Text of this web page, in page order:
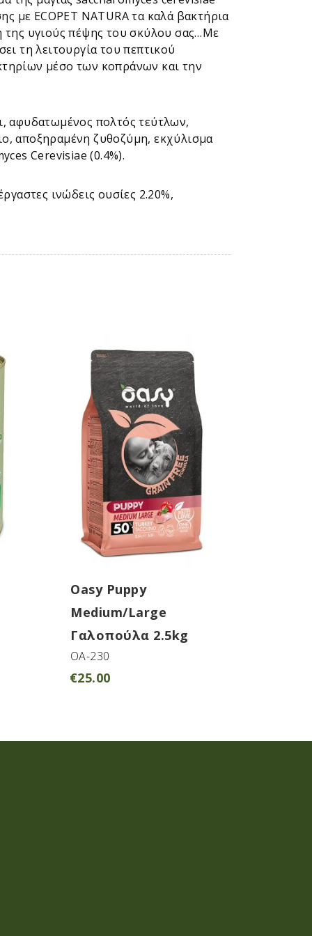
με ECOPET NATURA τα καλά βακτήρια
υγιούς πέψης του σκύλου σας…Με
τη λειτουργία του πεπτικού
μέσο των κοπράνων και την
αφυδατωμένος πολτός τεύτλων,
αποξηραμένη ζυθοζύμη, εκχύλισμα
Cerevisiae (0.4%).
ινώδεις ουσίες 2.20%,
Oasy Puppy
Medium/Large
Γαλοπούλα 2.5kg
ΟΑ-230
€25.00